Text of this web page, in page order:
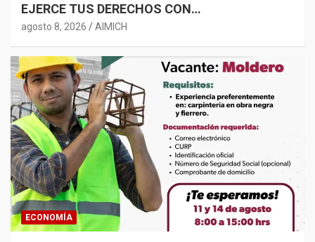
EJERCE TUS DERECHOS CON
RESPONSABILIDAD
agosto 8, 2026 AIMICH
ECONOMÍA